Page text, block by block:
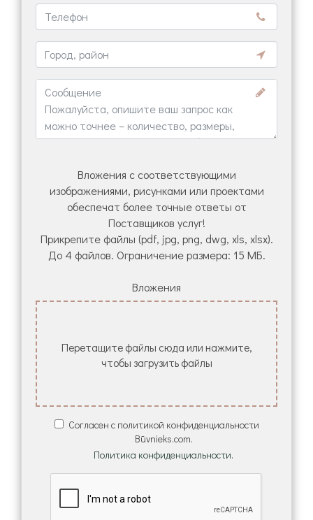
Вложения с соответствующими
изображениями, рисунками или проектами
обеспечат более точные ответы от
Поставщиков услуг!
Прикрепите файлы (pdf, jpg, png, dwg, xls, xlsx).
До 4 файлов. Ограничение размера: 15 МБ.
Вложения
Перетащите файлы сюда или нажмите,
чтобы загрузить файлы
Согласен с политикой конфиденциальности
Būvnieks.com.
Политика конфиденциальности.